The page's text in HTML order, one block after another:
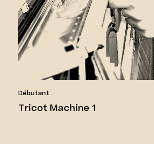
Débutant
Tricot Machine 1